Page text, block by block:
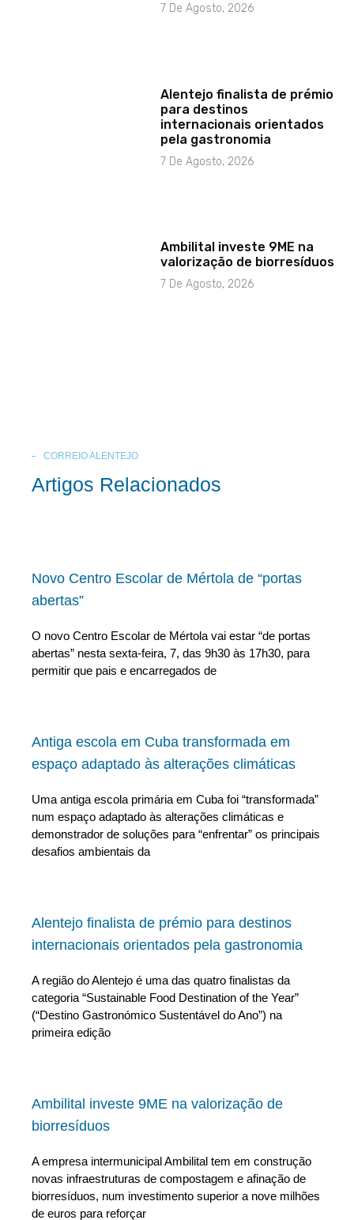
7 De Agosto, 2026
Alentejo finalista de prémio
para destinos
internacionais orientados
pela gastronomia
7 De Agosto, 2026
Ambilital investe 9ME na
valorização de biorresíduos
7 De Agosto, 2026
CORREIO ALENTEJO
Artigos Relacionados
Novo Centro Escolar de Mértola de “portas
abertas”
O novo Centro Escolar de Mértola vai estar “de portas
abertas” nesta sexta-feira, 7, das 9h30 às 17h30, para
permitir que pais e encarregados de
Antiga escola em Cuba transformada em
espaço adaptado às alterações climáticas
Uma antiga escola primária em Cuba foi “transformada”
num espaço adaptado às alterações climáticas e
demonstrador de soluções para “enfrentar” os principais
desafios ambientais da
Alentejo finalista de prémio para destinos
internacionais orientados pela gastronomia
A região do Alentejo é uma das quatro finalistas da
categoria “Sustainable Food Destination of the Year”
(“Destino Gastronómico Sustentável do Ano”) na
primeira edição
Ambilital investe 9ME na valorização de
biorresíduos
A empresa intermunicipal Ambilital tem em construção
novas infraestruturas de compostagem e afinação de
biorresíduos, num investimento superior a nove milhões
de euros para reforçar